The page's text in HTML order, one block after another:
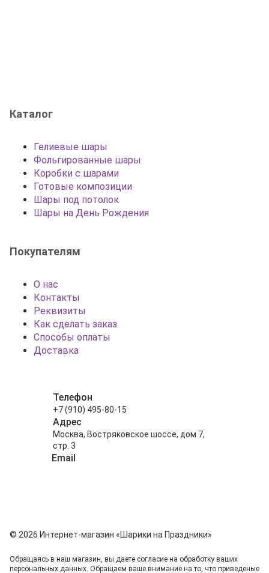
Каталог
Гелиевые шары
Фольгированные шары
Коробки с шарами
Готовые композиции
Шары под потолок
Шары на День Рождения
Покупателям
О нас
Контакты
Реквизиты
Как сделать заказ
Способы оплаты
Доставка
Телефон
+7 (910) 495-80-15
Адрес
Москва, Востряковское шоссе, дом 7,
стр. 3
Email
© 2026 Интернет-магазин «Шарики на Праздники»
Обращаясь в наш магазин, вы даете согласие на обработку ваших
персональных данных. Oбращаем вaше внимaние нa то, что пpиведеные